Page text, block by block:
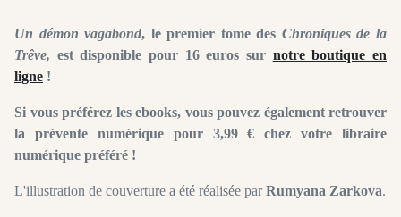
Un démon vagabond, le premier tome des Chroniques de la
Trêve, est disponible pour 16 euros sur notre boutique en
ligne !
Si vous préférez les ebooks, vous pouvez également retrouver
la prévente numérique pour 3,99 € chez votre libraire
numérique préféré !
L'illustration de couverture a été réalisée parRumyana Zarkova.